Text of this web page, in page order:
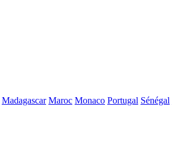
Madagascar Maroc Monaco Portugal Sénégal